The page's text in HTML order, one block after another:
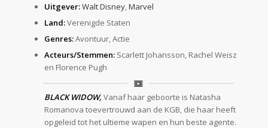
Uitgever:Walt Disney,Marvel
Land:Verenigde Staten
Genres:Avontuur, Actie
Acteurs/Stemmen:Scarlett Johansson, Rachel Weisz
en Florence Pugh
BLACK WIDOW, Vanaf haar geboorte is Natasha
Romanova toevertrouwd aan de KGB, die haar heeft
opgeleid tot het ultieme wapen en hun beste agente.